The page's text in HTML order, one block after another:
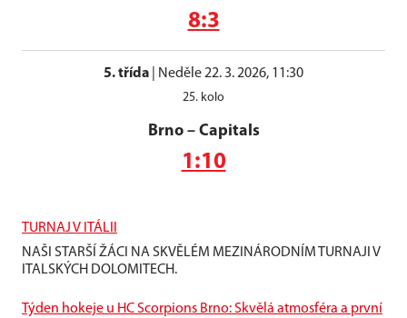
8:3
5. třída Neděle 22. 3. 2026, 11:30
25. kolo
Brno– Capitals
1:10
TURNAJ V ITÁLII
NAŠI STARŠÍ ŽÁCI NA SKVĚLÉM MEZINÁRODNÍM TURNAJI V
ITALSKÝCH DOLOMITECH.
Týden hokeje u HC Scorpions Brno: Skvělá atmosféra a první